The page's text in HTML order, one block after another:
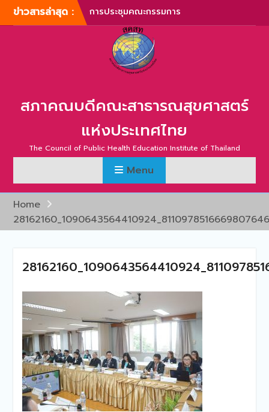
Skip
to
ข่าวสารล่าสุด :
บริหารสภาคณบดีคณะ
สาธารณสุขศาสตร์แห่ง
ประเทศไทย ครั้งที่ 1/2567
การประชุมสามัญประจำปี
สภาคณบดีคณะสาธารณสุข
ศาสตร์แห่งประเทศไทย ครั้ง
ภาพบรรยากาศการประชุม
คณะสาธารณสุขศาสตร์แห่ง
ประเทศไทย ครั้งที่ 1/2566
การประชุมสามัญประจำปี
สภาคณบดีคณะสาธารณสุข
ศาสตร์แห่งประเทศไทย ครั้ง
ที่ 2/2565
คณบดีคณะสาธารณสุข
สภาคณบดีคณะสาธารณสุขศาสตร์
แห่งประเทศไทย
The Council of Public Health Education Institute of Thailand
Menu
Home